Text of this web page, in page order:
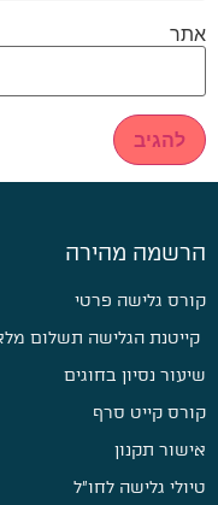
אתר
הרשמה מהירה
קורס גלישה פרטי
קייטנת הגלישה תשלום מלא
שיעור נסיון בחוגים
קורס קייט סרף
אישור תקנון
טיולי גלישה לחו״ל